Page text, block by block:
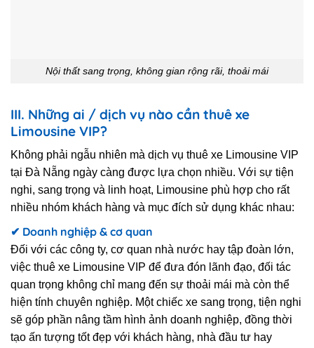
Nội thất sang trọng, không gian rộng rãi, thoải mái
III. Những ai / dịch vụ nào cần thuê xe
Limousine VIP?
Không phải ngẫu nhiên mà dịch vụ thuê xe Limousine VIP
tại Đà Nẵng ngày càng được lựa chọn nhiều. Với sự tiện
nghi, sang trọng và linh hoạt, Limousine phù hợp cho rất
nhiều nhóm khách hàng và mục đích sử dụng khác nhau:
✔ Doanh nghiệp & cơ quan
Đối với các công ty, cơ quan nhà nước hay tập đoàn lớn,
việc thuê xe Limousine VIP để đưa đón lãnh đạo, đối tác
quan trọng không chỉ mang đến sự thoải mái mà còn thể
hiện tính chuyên nghiệp. Một chiếc xe sang trọng, tiện nghi
sẽ góp phần nâng tầm hình ảnh doanh nghiệp, đồng thời
tạo ấn tượng tốt đẹp với khách hàng, nhà đầu tư hay